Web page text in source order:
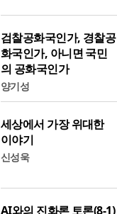
검찰공화국인가, 경찰공
화국인가, 아니면 국민
의 공화국인가
양기성
세상에서 가장 위대한
이야기
신성욱
AI와의 진화론 토론(8-1)